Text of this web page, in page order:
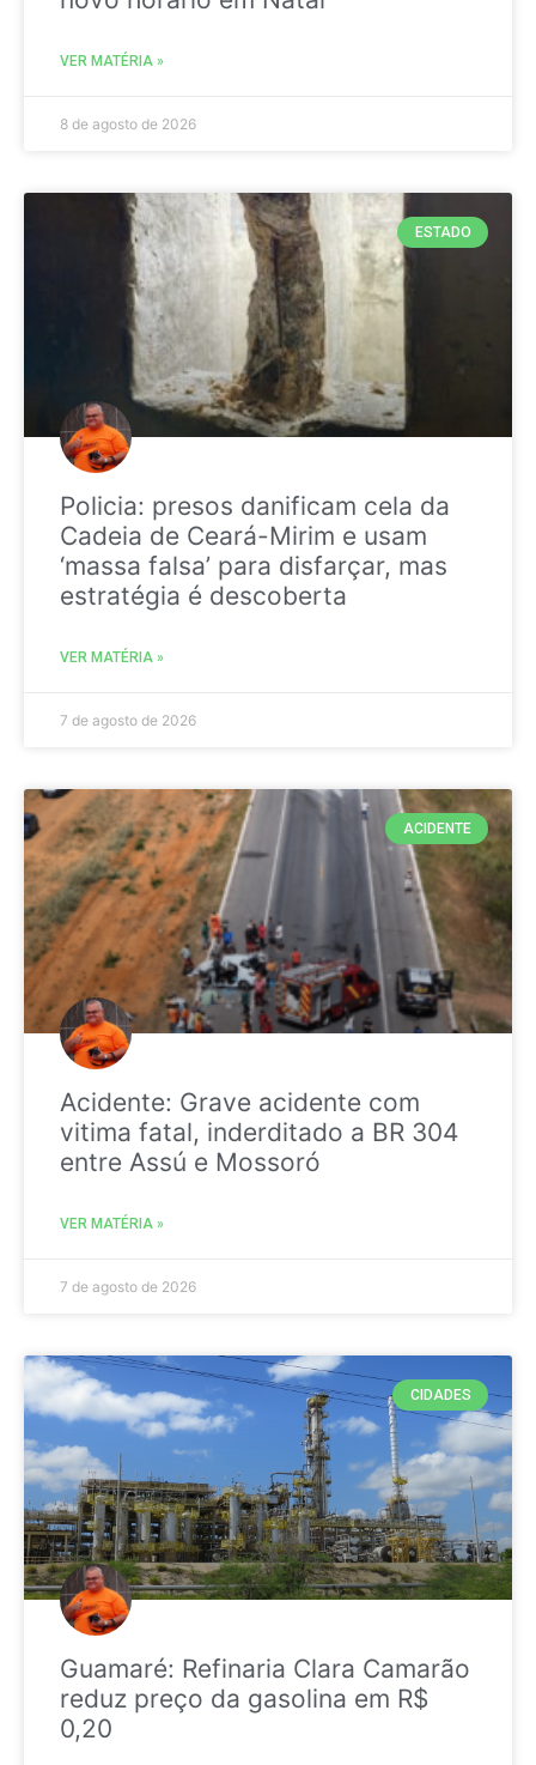
VER MATÉRIA »
8 de agosto de 2026
ESTADO
Policia: presos danificam cela da
Cadeia de Ceará-Mirim e usam
‘massa falsa’ para disfarçar, mas
estratégia é descoberta
VER MATÉRIA »
7 de agosto de 2026
ACIDENTE
Acidente: Grave acidente com
vitima fatal, inderditado a BR 304
entre Assú e Mossoró
VER MATÉRIA »
7 de agosto de 2026
CIDADES
Guamaré: Refinaria Clara Camarão
reduz preço da gasolina em R$
0,20